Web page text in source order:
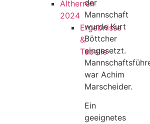
Altherren
2024
Ergebnisse
&
Tabelle
der
Mannschaft
wurde Kurt
Böttcher
eingesetzt.
war Achim
Marscheider.
Ein
geeignetes